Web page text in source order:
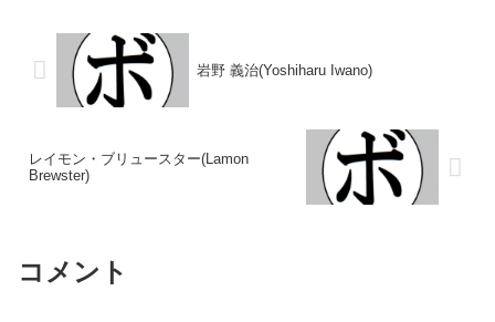
座 【戦歴】1988/...
岩野 義治(Yoshiharu Iwano)
レイモン・ブリュースター(Lamon
Brewster)
コメント